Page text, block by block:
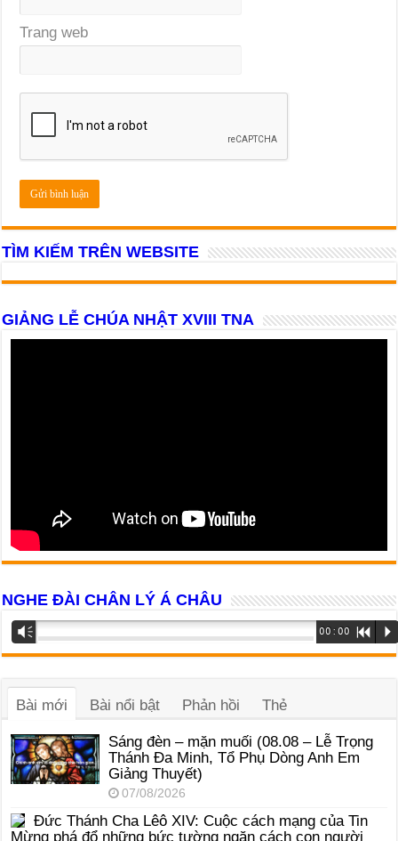
Trang web
TÌM KIẾM TRÊN WEBSITE
GIẢNG LỄ CHÚA NHẬT XVIII TNA
NGHE ĐÀI CHÂN LÝ Á CHÂU
Trình
phát
âm
Vm 00:00 R P
Bài mới Bài nổi bật Phản hồi Thẻ
Sáng đèn – mặn muối (08.08 – Lễ Trọng
Thánh Đa Minh, Tổ Phụ Dòng Anh Em
Giảng Thuyết)
07/08/2026
Đức Thánh Cha Lêô XIV: Cuộc cách mạng của Tin
Mừng phá đổ những bức tường ngăn cách con người